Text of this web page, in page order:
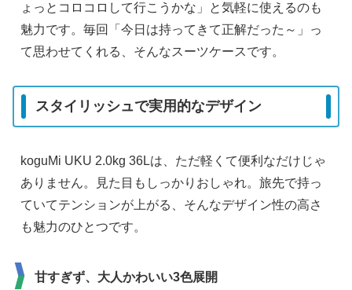
ょっとコロコロして行こうかな」と気軽に使えるのも
魅力です。毎回「今日は持ってきて正解だった～」っ
て思わせてくれる、そんなスーツケースです。
スタイリッシュで実用的なデザイン
koguMi UKU 2.0kg 36Lは、ただ軽くて便利なだけじゃ
ありません。見た目もしっかりおしゃれ。旅先で持っ
ていてテンションが上がる、そんなデザイン性の高さ
も魅力のひとつです。
甘すぎず、大人かわいい3色展開